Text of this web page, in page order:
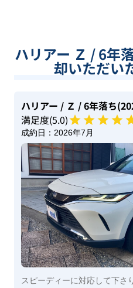
ハリアー Ｚ / 6年
却いただい
ハリアー / Ｚ / 6年落ち
満足度(5.0)
成約日： 2026年7月
スピーディーに対応して下さ